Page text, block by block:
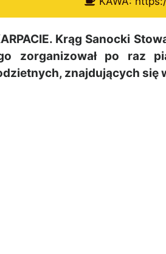
Krąg Sanocki
zorganizował po raz
znajdujących się